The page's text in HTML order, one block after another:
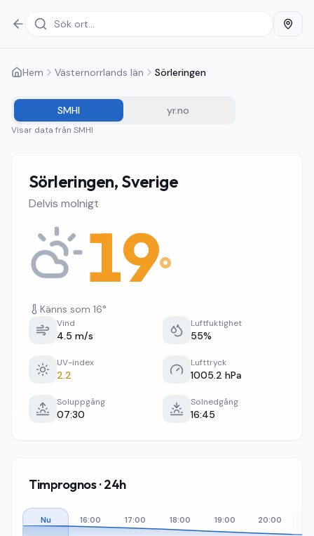
Hem Västernorrlands län Sörleringen
SMHI yr.no
Visar data från SMHI
Sörleringen, Sverige
Delvis molnigt
19°
Känns som 16°
Vind
4.5 m/s
Luftfuktighet
55%
UV-index
2.2
Lufttryck
1005.2 hPa
Soluppgång
07:30
Solnedgång
16:45
Timprognos · 24h
Nu 16:00 17:00 18:00 19:00 20:00